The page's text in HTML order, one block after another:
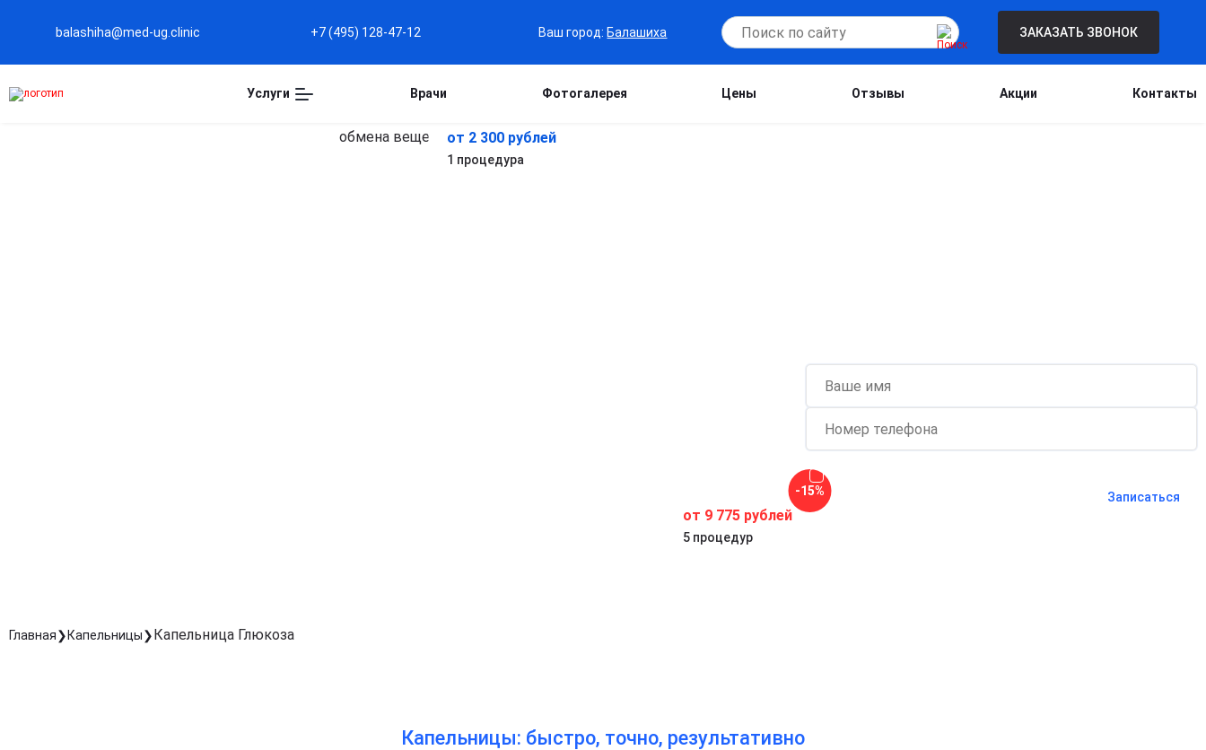
balashiha@med-ug.clinic +7 (495) 128-47-12 Ваш город:Балашиха ЗАКАЗАТЬ ЗВОНОК
Услуги Врачи Фотогалерея Цены Отзывы Акции Контакты
от 2 300 рублей
1 процедура
от 9 775 рублей
5 процедур
-15% Записаться
Главная Капельницы Капельница Глюкоза
Капельницы: быстро, точно, результативно